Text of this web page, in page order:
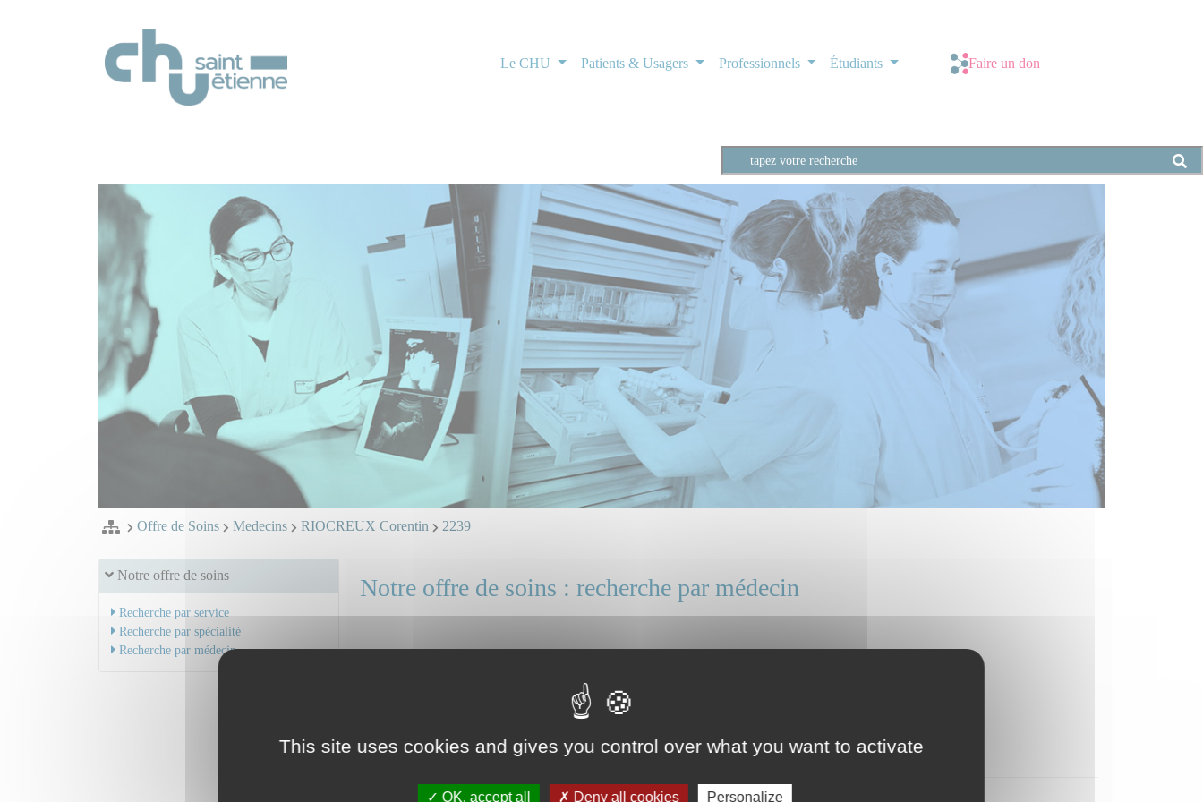
Le CHU Patients & Usagers Professionnels Étudiants Faire un don
Offre de Soins Medecins RIOCREUX Corentin 2239
Notre offre de soins
Recherche par service
Recherche par spécialité
Recherche par médecin
Notre offre de soins : recherche par médecin
Service(s) ou unité(s) concerné(s) :
This site uses cookies and gives you control over what you want to activate
OK, accept all Deny all cookies Personalize